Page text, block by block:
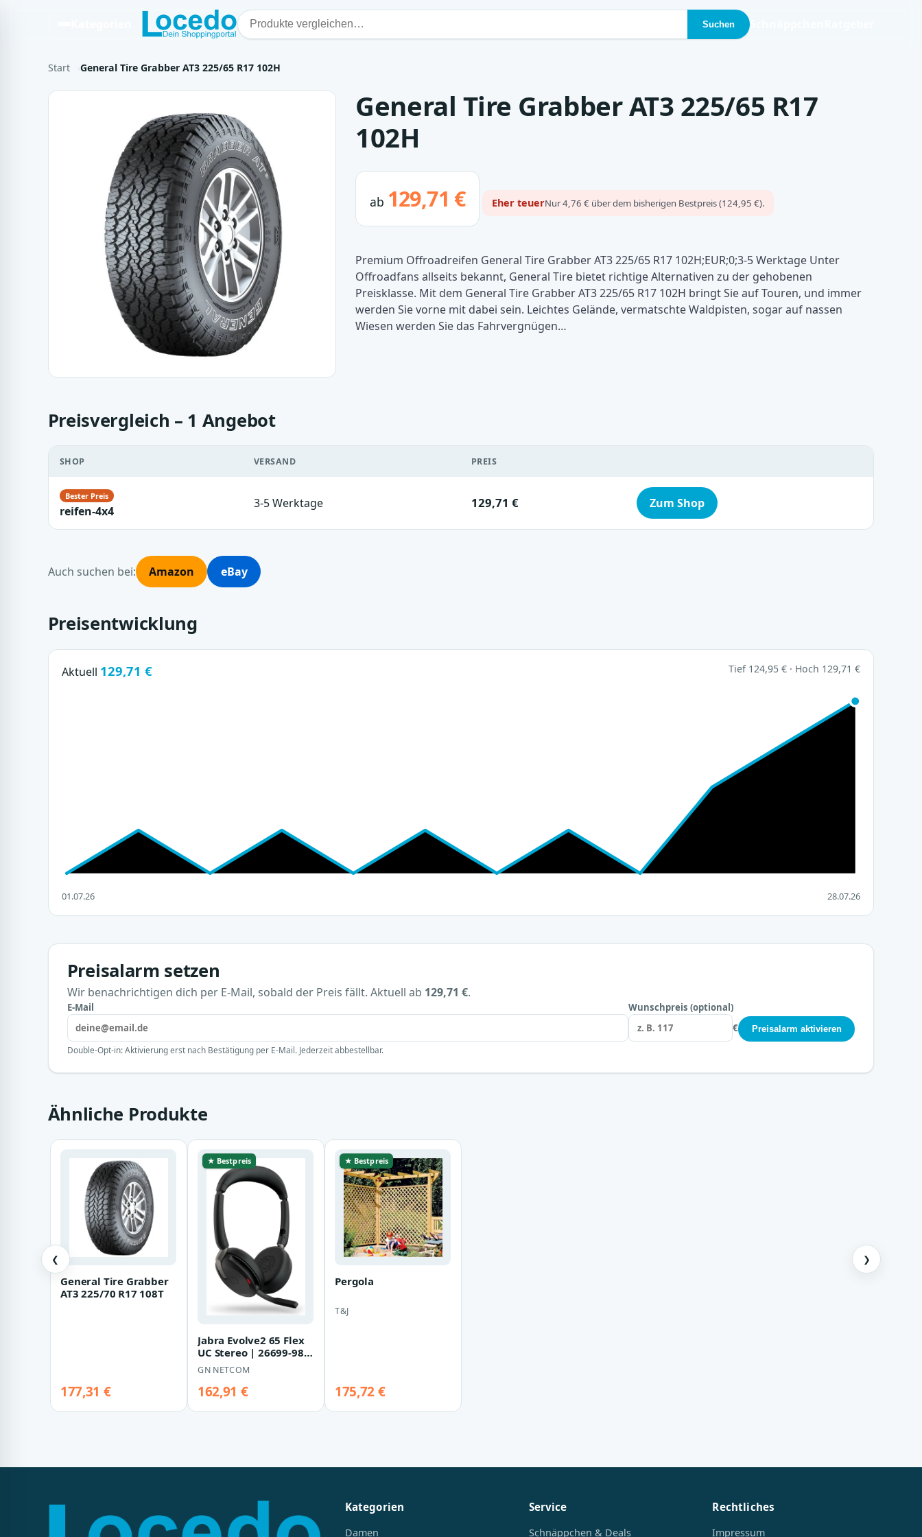
Suchen
Start General Tire Grabber AT3 225/65 R17 102H
General Tire Grabber AT3 225/65 R17
102H
ab 129,71 € Eher teuerNur 4,76 € über dem bisherigen Bestpreis (124,95 €).
Premium Offroadreifen General Tire Grabber AT3 225/65 R17 102H;EUR;0;3-5 Werktage Unter
Offroadfans allseits bekannt, General Tire bietet richtige Alternativen zu der gehobenen
Preisklasse. Mit dem General Tire Grabber AT3 225/65 R17 102H bringt Sie auf Touren, und immer
werden Sie vorne mit dabei sein. Leichtes Gelände, vermatschte Waldpisten, sogar auf nassen
Wiesen werden Sie das Fahrvergnügen…
Preisvergleich – 1 Angebot
SHOP VERSAND PREIS
reifen-4x4
3-5 Werktage 129,71 € Zum Shop
Auch suchen bei: Amazon eBay
Preisentwicklung
Aktuell 129,71 € Tief 124,95 € · Hoch 129,71 €
01.07.26 28.07.26
Preisalarm setzen
Wir benachrichtigen dich per E-Mail, sobald der Preis fällt. Aktuell ab 129,71 €.
E-Mail
Wunschpreis (optional)
€
Preisalarm aktivieren
Double-Opt-in: Aktivierung erst nach Bestätigung per E-Mail. Jederzeit abbestellbar.
Ähnliche Produkte
❮
General Tire Grabber
AT3 225/70 R17 108T
177,31 €
★ Bestpreis
Jabra Evolve2 65 Flex
UC Stereo | 26699-989-
899 | Headset - On-Ear
GN NETCOM
162,91 €
★ Bestpreis
Pergola
T&J
175,72 €
❯
Kategorien
Damen
Service
Schnäppchen & Deals
Rechtliches
Impressum